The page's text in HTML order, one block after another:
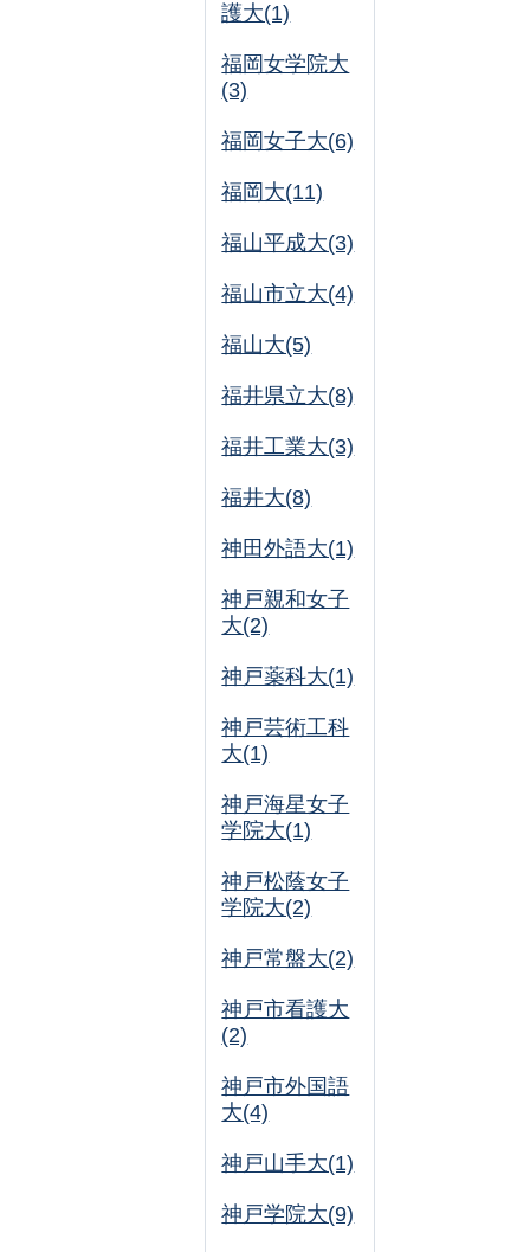
護大(1)
福岡女学院大
(3)
福岡女子大(6)
福岡大(11)
福山平成大(3)
福山市立大(4)
福山大(5)
福井県立大(8)
福井工業大(3)
福井大(8)
神田外語大(1)
神戸親和女子
大(2)
神戸薬科大(1)
神戸芸術工科
大(1)
神戸海星女子
学院大(1)
神戸松蔭女子
学院大(2)
神戸常盤大(2)
神戸市看護大
(2)
神戸市外国語
大(4)
神戸山手大(1)
神戸学院大(9)